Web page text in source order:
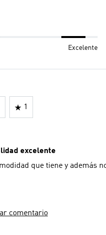
Excelente
1
excelente
que tiene y además
comentario